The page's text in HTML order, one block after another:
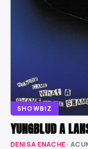
SHOWBIZ
YUNGBLUD A
DENISA ENACHE ·